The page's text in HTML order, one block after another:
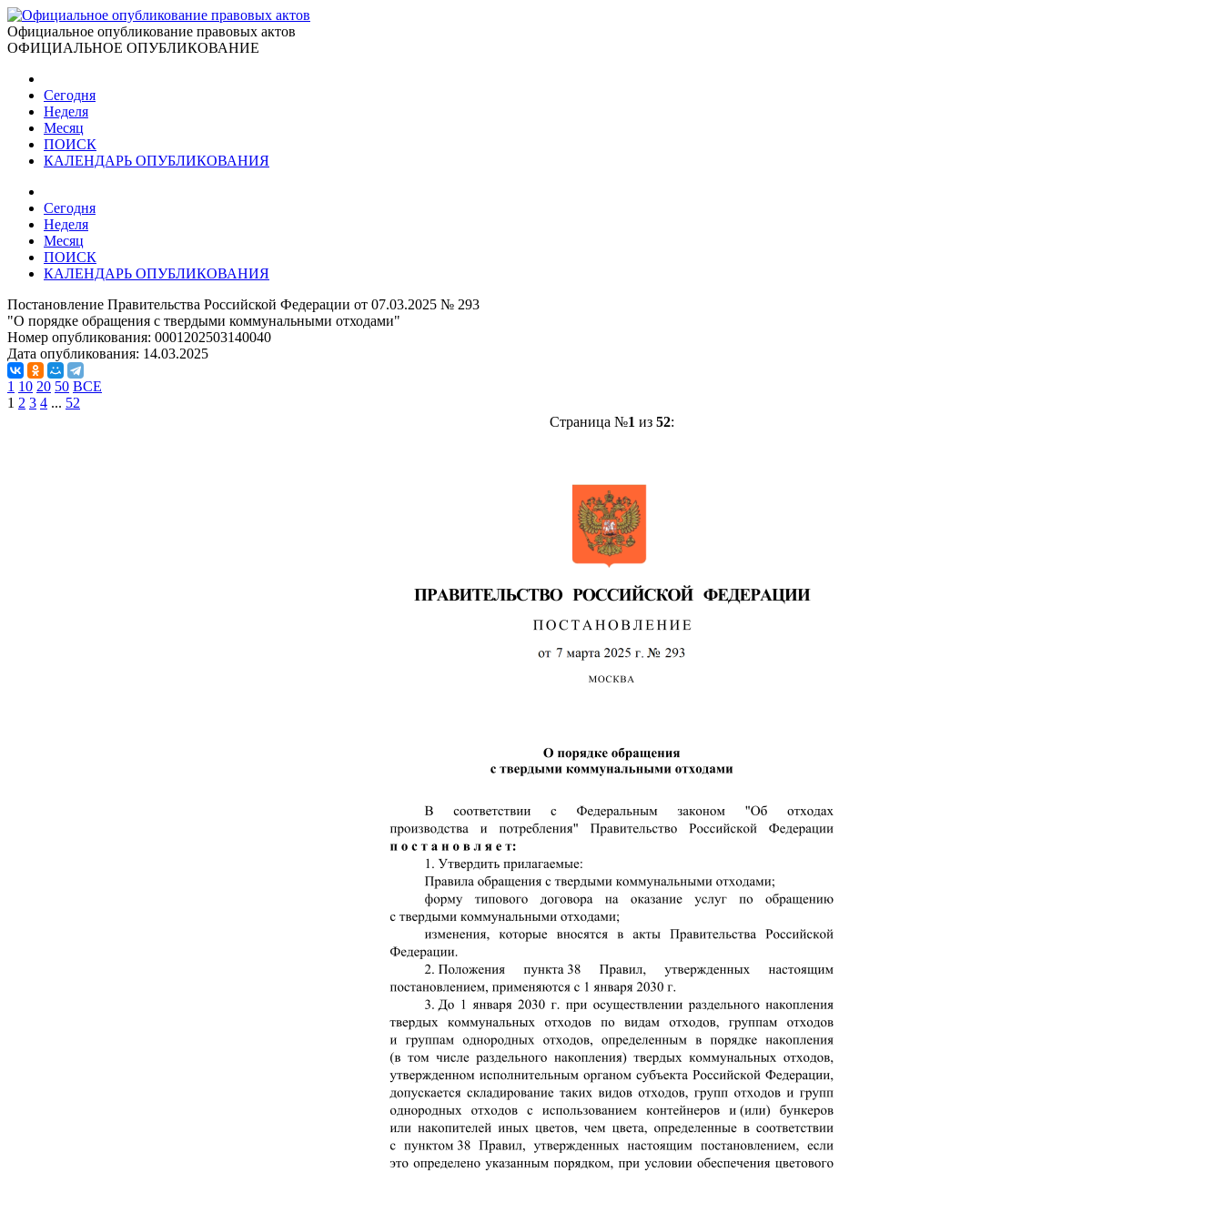
Официальное опубликование правовых актов
ОФИЦИАЛЬНОЕ ОПУБЛИКОВАНИЕ
Сегодня
Неделя
Месяц
ПОИСК
КАЛЕНДАРЬ ОПУБЛИКОВАНИЯ
Сегодня
Неделя
Месяц
ПОИСК
КАЛЕНДАРЬ ОПУБЛИКОВАНИЯ
Постановление Правительства Российской Федерации от 07.03.2025 № 293
"О порядке обращения с твердыми коммунальными отходами"
Номер опубликования: 0001202503140040
Дата опубликования: 14.03.2025
1 10 20 50 ВСЕ
1 2 3 4 ... 52
Страница №1 из 52: